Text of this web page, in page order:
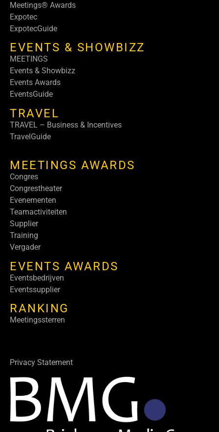
Meetings® Awards
Expotec
ExpotecGuide
EVENTS & SHOWBIZZ
MEETINGS
Events & Showbizz
Events Awards
EventsGuide
TRAVEL
TRAVEL – Business & Incentives
TravelGuide
MEETINGS AWARDS
Congres
Congrestheater
Evenementen
Teamactiviteiten
Supplier
Training
Vergader
EVENTS AWARDS
Eventsbedrijven
Eventssupplier
RANKING
Meetingssterren
Privacy Statement